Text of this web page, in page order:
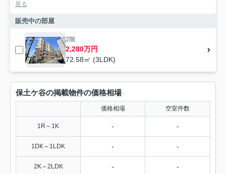
見る
販売中の部屋
2階
2,280万円
72.58㎡ (3LDK)
保土ケ谷の掲載物件の価格相場
価格相場 空室件数
1R～1K - -
1DK～1LDK - -
2K～2LDK - -